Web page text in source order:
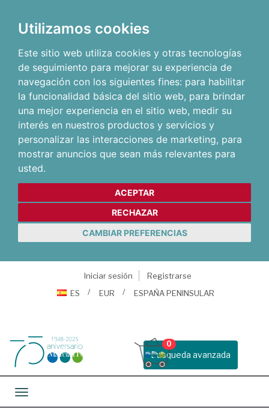
Utilizamos cookies
Este sitio web utiliza cookies y otras tecnologías
de seguimiento para mejorar su experiencia de
navegación con los siguientes fines: para habilitar
la funcionalidad básica del sitio web, para brindar
una mejor experiencia en el sitio web, medir su
interés en nuestros productos y servicios y
personalizar las interacciones de marketing, para
mostrar anuncios que sean más relevantes para
usted.
ACEPTAR
RECHAZAR
CAMBIAR PREFERENCIAS
Iniciar sesión
Registrarse
ES
EUR ESPAÑA PENINSULAR
Busqueda avanzada
0
Toggle navigation